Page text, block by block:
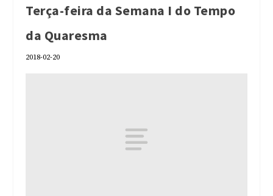
Terça-feira da Semana I do Tempo
da Quaresma
2018-02-20